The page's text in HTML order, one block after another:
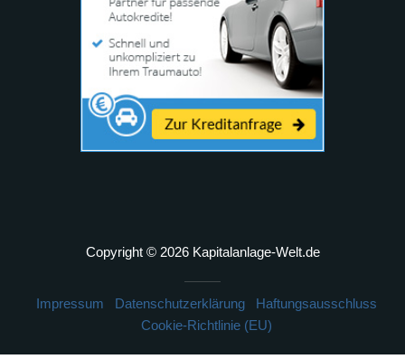
Copyright © 2026 Kapitalanlage-Welt.de
Impressum Datenschutzerklärung
Haftungsausschluss
Cookie-Richtlinie (EU)